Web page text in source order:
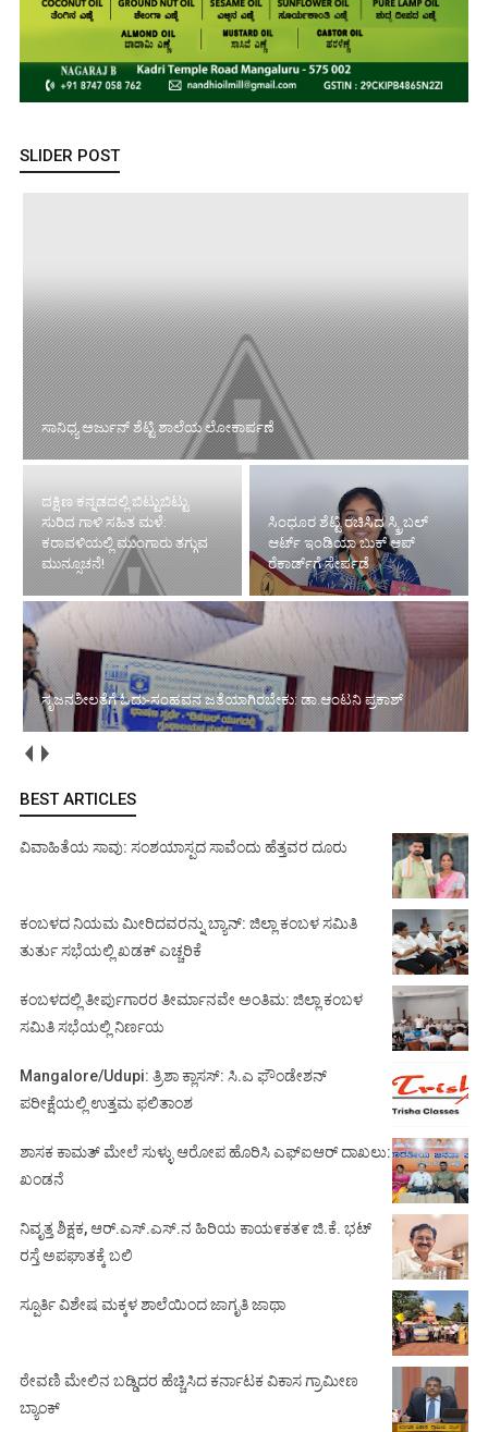
SLIDER POST
ಸಾನಿಧ್ಯ ಅರ್ಜುನ್ ಶೆಟ್ಟಿ ಶಾಲೆಯ ಲೋಕಾರ್ಪಣೆ
ದಕ್ಷಿಣ ಕನ್ನಡದಲ್ಲಿ ಬಿಟ್ಟುಬಿಟ್ಟು
ಸುರಿದ ಗಾಳಿ ಸಹಿತ ಮಳೆ:
ಕರಾವಳಿಯಲ್ಲಿ ಮುಂಗಾರು ತಗ್ಗುವ
ಮುನ್ಸೂಚನೆ!
ಸಿಂಧೂರ ಶೆಟ್ಟಿ ರಚಿಸಿದ ಸ್ಕ್ರಿಬಲ್
ಆರ್ಟ್ ಇಂಡಿಯಾ ಬುಕ್ ಆಪ್
ರೆಕಾರ್ಡ್‌ಗೆ ಸೇರ್ಪಡೆ
ಸೃಜನಶೀಲತೆಗೆ ಓದು-ಸಂಹವನ ಜತೆಯಾಗಿರಬೇಕು: ಡಾ.ಆಂಟನಿ ಪ್ರಕಾಶ್
BEST ARTICLES
ವಿವಾಹಿತೆಯ ಸಾವು: ಸಂಶಯಾಸ್ಪದ ಸಾವೆಂದು ಹೆತ್ತವರ ದೂರು
ಕಂಬಳದ ನಿಯಮ ಮೀರಿದವರನ್ನು ಬ್ಯಾನ್: ಜಿಲ್ಲಾ ಕಂಬಳ ಸಮಿತಿ
ತುರ್ತು ಸಭೆಯಲ್ಲಿ ಖಡಕ್ ಎಚ್ಚರಿಕೆ
ಕಂಬಳದಲ್ಲಿ ತೀರ್ಪುಗಾರರ ತೀರ್ಮಾನವೇ ಅಂತಿಮ: ಜಿಲ್ಲಾ ಕಂಬಳ
ಸಮಿತಿ ಸಭೆಯಲ್ಲಿ ನಿರ್ಣಯ
Mangalore/Udupi: ತ್ರಿಶಾ ಕ್ಲಾಸಸ್: ಸಿ.ಎ ಫೌಂಡೇಶನ್
ಪರೀಕ್ಷೆಯಲ್ಲಿ ಉತ್ತಮ ಫಲಿತಾಂಶ
ಶಾಸಕ ಕಾಮತ್ ಮೇಲೆ ಸುಳ್ಳು ಆರೋಪ ಹೊರಿಸಿ ಎಫ್‌ಐಆರ್ ದಾಖಲು:
ಖಂಡನೆ
ನಿವೃತ್ತ ಶಿಕ್ಷಕ, ಆರ್.ಎಸ್.ಎಸ್.ನ ಹಿರಿಯ ಕಾಯ೯ಕತ೯ ಜಿ.ಕೆ. ಭಟ್
ರಸ್ತೆ ಅಪಘಾತಕ್ಕೆ ಬಲಿ
ಸ್ಪೂರ್ತಿ ವಿಶೇಷ ಮಕ್ಕಳ ಶಾಲೆಯಿಂದ ಜಾಗೃತಿ ಜಾಥಾ
ಠೇವಣಿ ಮೇಲಿನ ಬಡ್ಡಿದರ ಹೆಚ್ಚಿಸಿದ ಕರ್ನಾಟಕ ವಿಕಾಸ ಗ್ರಾಮೀಣ
ಬ್ಯಾಂಕ್